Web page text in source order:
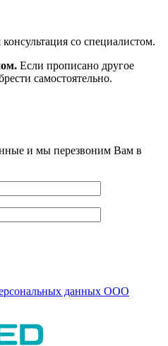
со специалистом.
Если прописано другое
самостоятельно.
и мы перезвоним Вам в
данных ООО